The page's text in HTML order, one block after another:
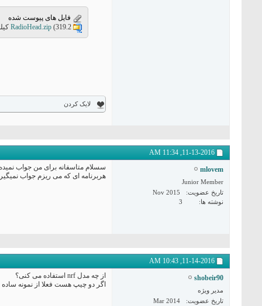
فایل های پیوست شده
RadioHead.zip (319.2 کیلو بایت, 485 مشاهده)
لایک کردن
11-13-2016,
11:34 AM
mlovem
Junior Member
تاریخ عضویت
Nov 2015
نوشته ها
3
سسلام متاسفانه برای من جواب
هربرنامه ای که می ریزم جواب
11-14-2016,
10:43 AM
shobeir90
مدیر ویژه
تاریخ عضویت
Mar 2014
از چه مدل nrf استفاده می کنی؟
اگر دو چیپ هست فعلا از نمونه